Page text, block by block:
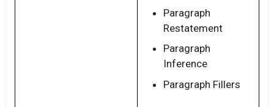
Paragraph
Restatement
Paragraph
Inference
Paragraph Fillers